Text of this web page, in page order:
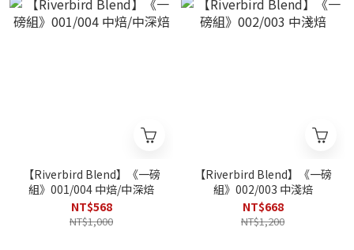
【Riverbird Blend】《一磅
組》001/004 中焙/中深焙
NT$568
NT$1,000
【Riverbird Blend】《一磅
組》002/003 中淺焙
NT$668
NT$1,200